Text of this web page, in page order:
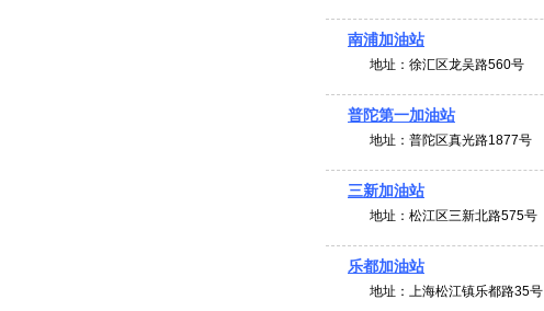
南浦加油站
地址： 徐汇区龙吴路560号
普陀第一加油站
地址： 普陀区真光路1877号
三新加油站
地址： 松江区三新北路575号
乐都加油站
地址： 上海松江镇乐都路35号